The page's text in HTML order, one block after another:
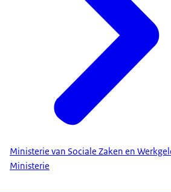
Ministerie van Sociale Zaken en
Ministerie